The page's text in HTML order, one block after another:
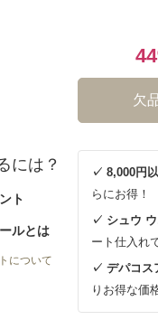
欠
には？
ト
ルとは
について
✓ 8,000円
らにお得！
✓ シュウ
ート仕入れ
✓ デパコス
りお得な価